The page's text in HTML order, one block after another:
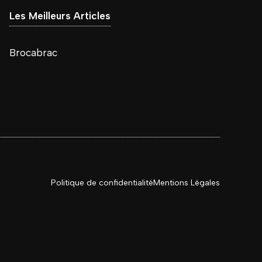
Les Meilleurs Articles
Brocabrac
Politique de confidentialitéMentions Légales